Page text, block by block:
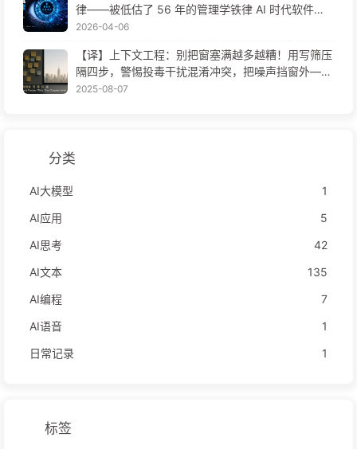
律——被低估了 56 年的管理学铁律 AI 时代软件工
程变革——慢慢学AI171
2026-04-06
【译】上下文工程：别把窗塞满越多越糟！用写筛压
隔四步，警惕投毒干扰混淆冲突，把噪声挡窗外——
慢慢学AI170
2025-08-07
分类
AI大模型
1
AI应用
5
AI思考
42
AI文本
135
AI编程
7
AI语音
1
日常记录
1
标签